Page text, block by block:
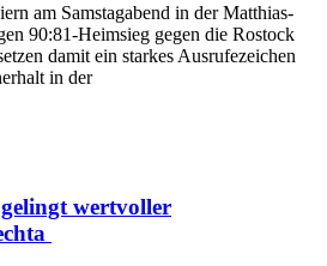
am Samstagabend in der Matthias-
90:81-Heimsieg gegen die Rostock
damit ein starkes Ausrufezeichen
in der
wertvoller